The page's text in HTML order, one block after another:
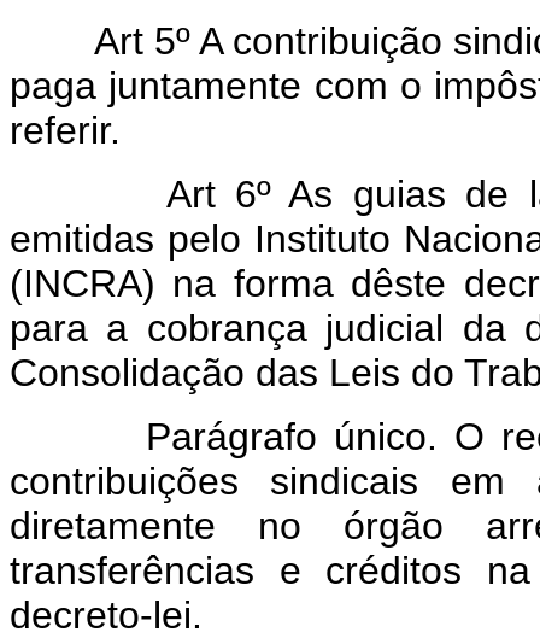
Art 5º A contribuição
paga juntamente com o
referir.
Art 6º As guias de
emitidas pelo Instituto
(INCRA) na forma dêste
para a cobrança judicial da
Consolidação das Leis do
Parágrafo único. O
contribuições sindicais
diretamente no órgão
transferências e créditos
decreto-lei.